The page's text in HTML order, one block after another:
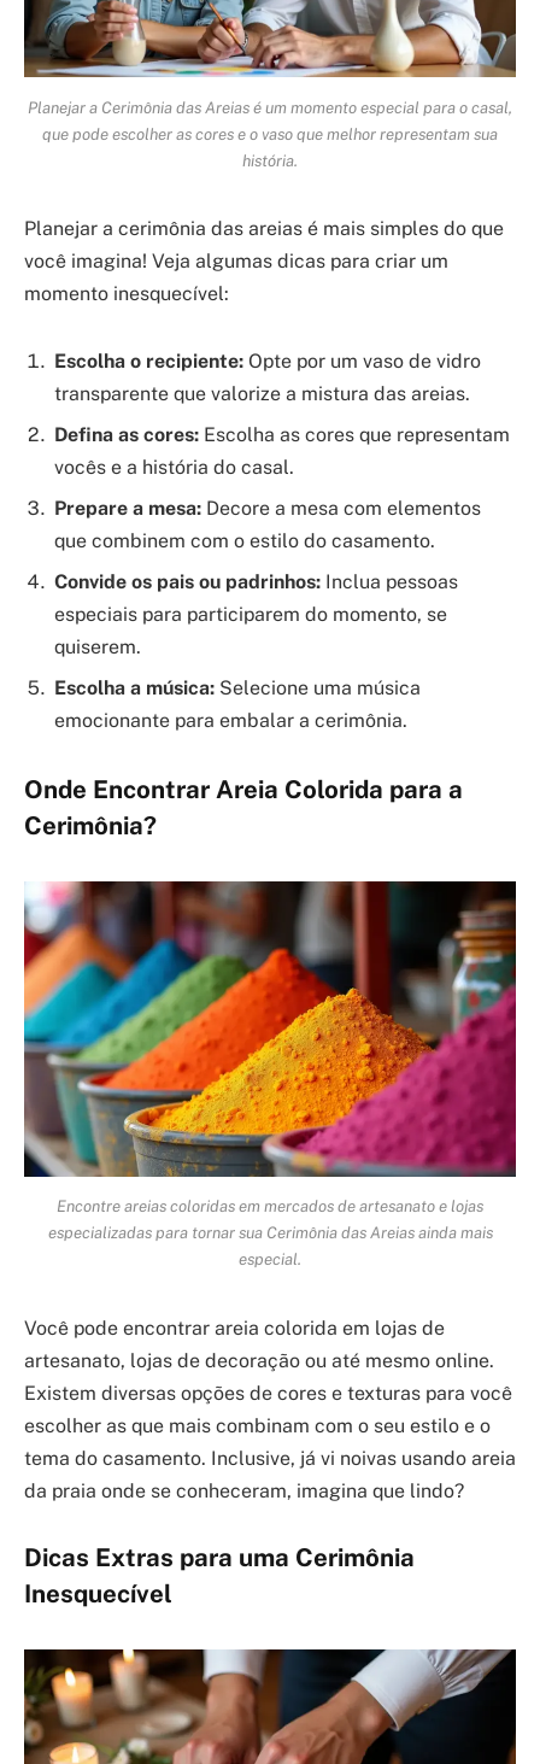
Planejar a Cerimônia das Areias é um momento especial para o casal,
que pode escolher as cores e o vaso que melhor representam sua
história.
Planejar a cerimônia das areias é mais simples do que
você imagina! Veja algumas dicas para criar um
momento inesquecível:
Escolha o recipiente: Opte por um vaso de vidro
transparente que valorize a mistura das areias.
Defina as cores: Escolha as cores que representam
vocês e a história do casal.
Prepare a mesa: Decore a mesa com elementos
que combinem com o estilo do casamento.
Convide os pais ou padrinhos: Inclua pessoas
especiais para participarem do momento, se
quiserem.
Escolha a música: Selecione uma música
emocionante para embalar a cerimônia.
Onde Encontrar Areia Colorida para a
Cerimônia?
Encontre areias coloridas em mercados de artesanato e lojas
especializadas para tornar sua Cerimônia das Areias ainda mais
especial.
Você pode encontrar areia colorida em lojas de
artesanato, lojas de decoração ou até mesmo online.
Existem diversas opções de cores e texturas para você
escolher as que mais combinam com o seu estilo e o
tema do casamento. Inclusive, já vi noivas usando areia
da praia onde se conheceram, imagina que lindo?
Dicas Extras para uma Cerimônia
Inesquecível